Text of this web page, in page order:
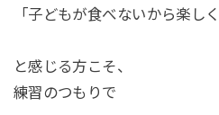
「子どもが食べないから楽し
と感じる方こそ、
練習のつもりで